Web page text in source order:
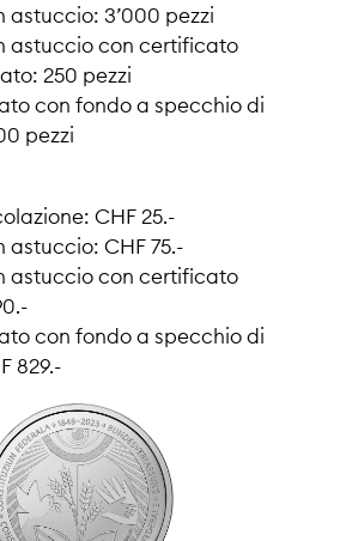
astuccio: 3’000 pezzi
astuccio con certificato
250 pezzi
con fondo a specchio di
pezzi
CHF 25.-
astuccio: CHF 75.-
astuccio con certificato
con fondo a specchio di
829.-